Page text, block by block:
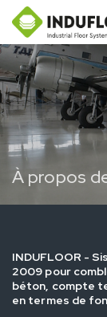
À propos
INDUFLOOR -
2009 pour
béton, compte
en termes de